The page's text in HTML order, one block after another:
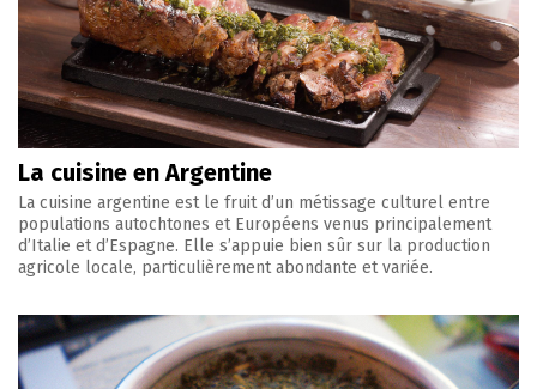
La cuisine en Argentine
La cuisine argentine est le fruit d’un métissage culturel entre
populations autochtones et Européens venus principalement
d’Italie et d’Espagne. Elle s’appuie bien sûr sur la production
agricole locale, particulièrement abondante et variée.